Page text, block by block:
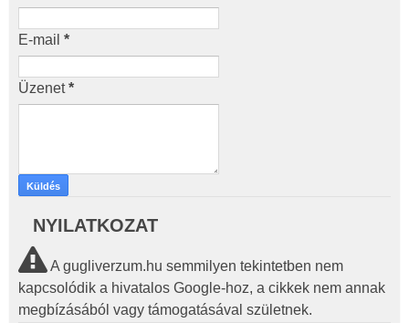
E-mail *
Üzenet*
NYILATKOZAT
A gugliverzum.hu semmilyen tekintetben nem
kapcsolódik a hivatalos Google-hoz, a cikkek nem annak
megbízásából vagy támogatásával születnek.